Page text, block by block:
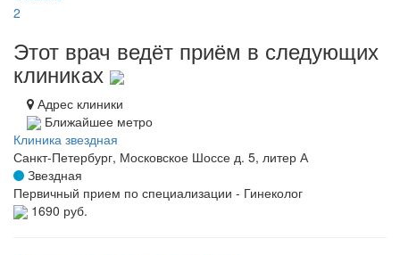
2
Этот врач ведёт приём в следующих
клиниках
Адрес клиники
Ближайшее метро
Клиника звездная
Санкт-Петербург, Московское Шоссе д. 5, литер А
Звездная
Первичный прием по специализации - Гинеколог
1690 руб.